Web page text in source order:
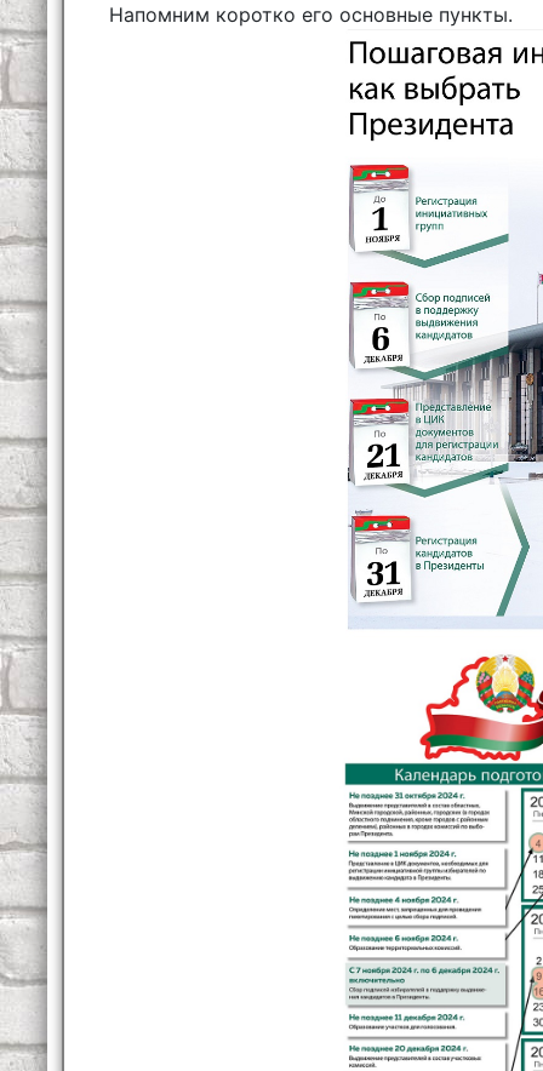
Напомним коротко его основные пункты.